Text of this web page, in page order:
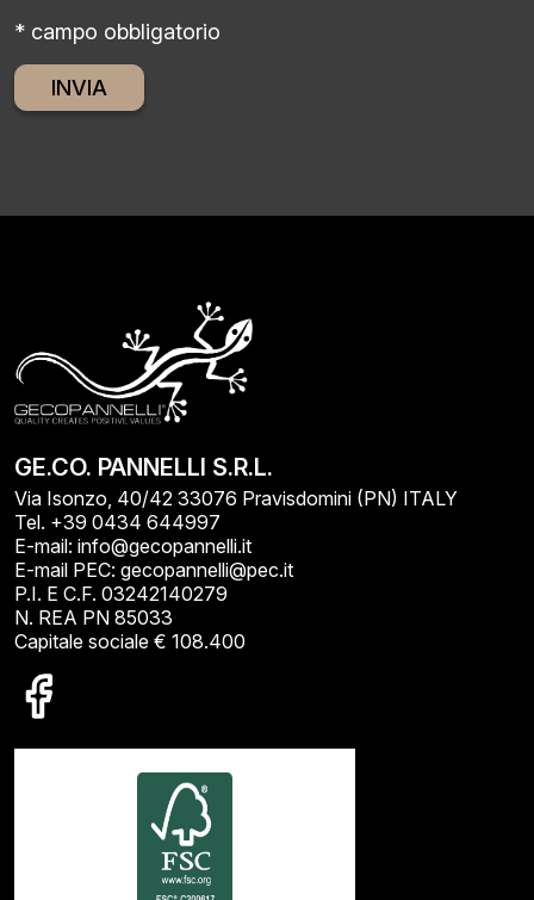
* campo obbligatorio
GE.CO. PANNELLI S.R.L.
Via Isonzo, 40/42 33076 Pravisdomini (PN) ITALY
Tel. +39 0434 644997
E-mail: info@gecopannelli.it
E-mail PEC: gecopannelli@pec.it
P.I. E C.F. 03242140279
N. REA PN 85033
Capitale sociale € 108.400